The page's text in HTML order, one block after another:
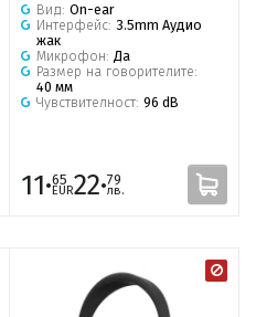
Вид: On-ear
Интерфейс: 3.5mm Аудио
жак
Микрофон: Да
Размер на говорителите:
40 мм
Чувствителност: 96 dB
11·65
EUR22·79
лв.